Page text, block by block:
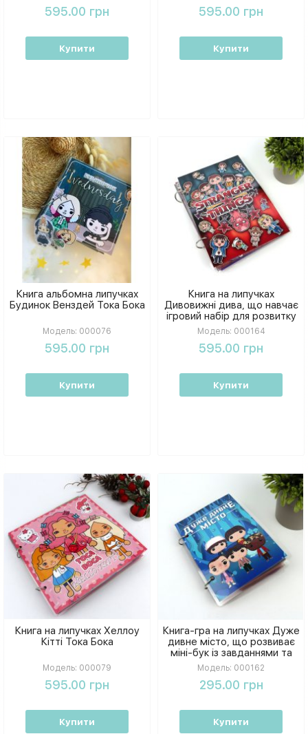
595.00 грн
Купити
595.00 грн
Купити
Книга альбомна липучках
Будинок Венздей Тока Бока
Модель: 000076
595.00 грн
Купити
Книга на липучках
Дивовижні дива, що навчає
ігровий набір для розвитку
дрібної моторики
Модель: 000164
595.00 грн
Купити
Книга на липучках Хеллоу
Кітті Тока Бока
Модель: 000079
595.00 грн
Купити
Книга-гра на липучках Дуже
дивне місто, що розвиває
міні-бук із завданнями та
персонажами
Модель: 000162
295.00 грн
Купити